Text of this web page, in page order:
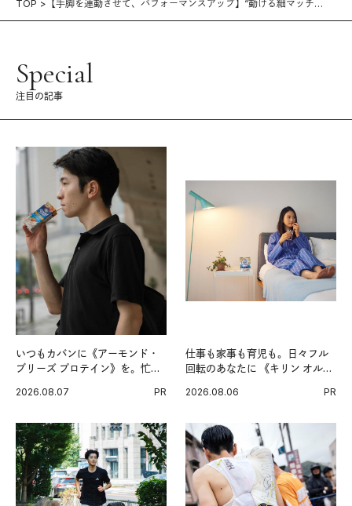
TOP
【手脚を連動させて、パフォーマンスアップ】“動ける細マッチ
Special
注目の記事
いつもカバンに《アーモンド・
ブリーズ プロテイン》を。忙し
グ習慣。
2026.08.07 PR
仕事も家事も育児も。日々フル
回転のあなたに 《キリン オルニ
2026.08.06 PR